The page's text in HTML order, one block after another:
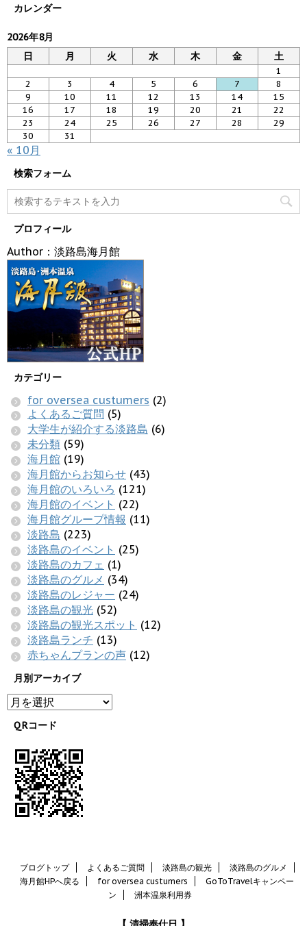
カレンダー
2026年8月
日
月 火 水 木 金 土
1
2
3 4 5 6 7
8
9
10 11 12 13 14
15
16
17 18 19 20 21
22
23
24 25 26 27 28
29
30
31
« 10月
検索フォーム
プロフィール
Author：淡路島海月館
カテゴリー
for oversea custumers (2)
よくあるご質問 (5)
大学生が紹介する淡路島 (6)
未分類 (59)
海月館 (19)
海月館からお知らせ (43)
海月館のいろいろ (121)
海月館のイベント (22)
海月館グループ情報 (11)
淡路島 (223)
淡路島のイベント (25)
淡路島のカフェ (1)
淡路島のグルメ (34)
淡路島のレジャー (24)
淡路島の観光 (52)
淡路島の観光スポット (12)
淡路島ランチ (13)
赤ちゃんプランの声 (12)
月別アーカイブ
QRコード
ブログトップ よくあるご質問 淡路島の観光
淡路島のグルメ
海月館HPへ戻る
for oversea custumers
GoToTravelキャンペー
ン
洲本温泉利用券